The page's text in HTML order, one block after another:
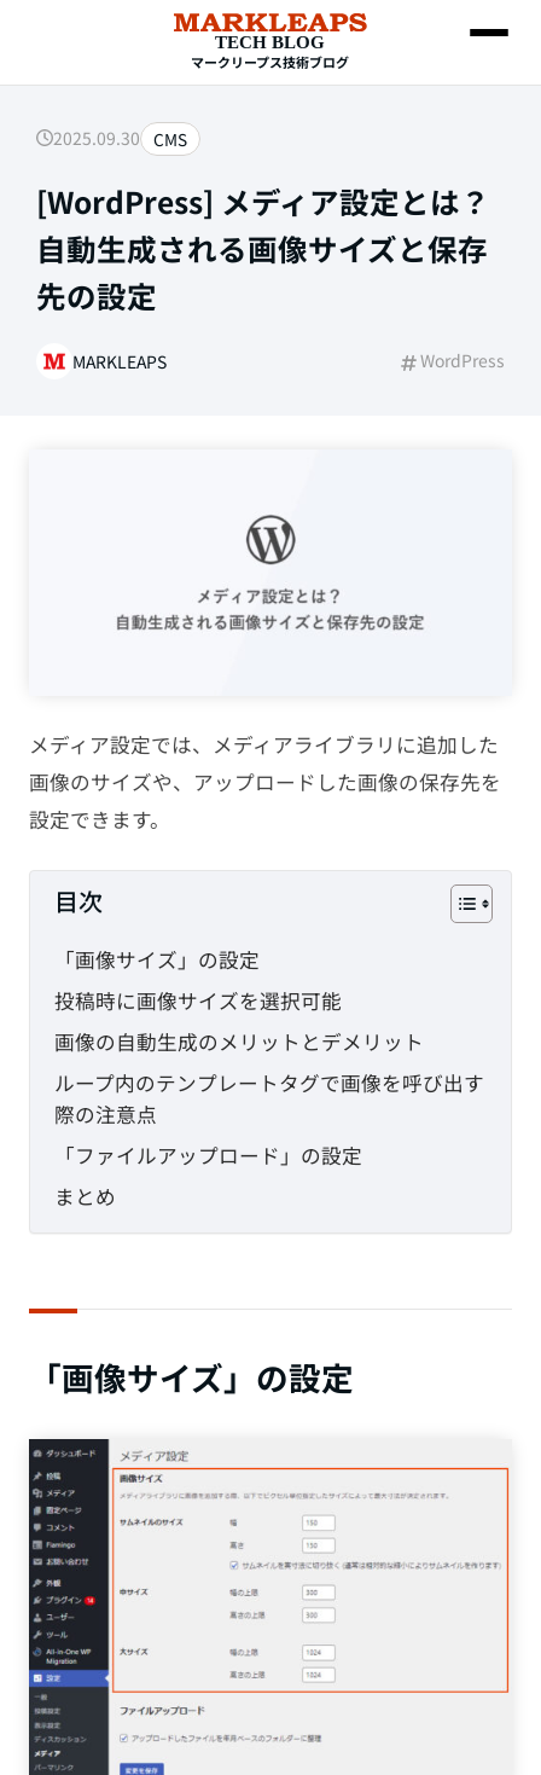
TECH BLOG
マークリープス技術ブログ
SEARCH
JavaScript
SEO
その他
TAG
HTML CSS
EC-CUBE
shopify
メール設定
2025.09.30 CMS
[WordPress] メディア設定とは？
自動生成される画像サイズと保存
先の設定
MARKLEAPS WordPress
メディア設定では、メディアライブラリに追加した
画像のサイズや、アップロードした画像の保存先を
設定できます。
目次
「画像サイズ」の設定
投稿時に画像サイズを選択可能
画像の自動生成のメリットとデメリット
ループ内のテンプレートタグで画像を呼び出す
際の注意点
「ファイルアップロード」の設定
まとめ
「画像サイズ」の設定